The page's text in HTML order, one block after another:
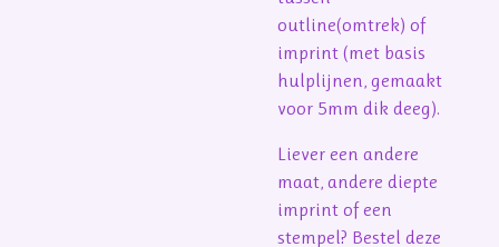
outline(omtrek) of
imprint (met basis
hulplijnen, gemaakt
voor 5mm dik deeg).
Liever een andere
maat, andere diepte
imprint of een
stempel? Bestel deze